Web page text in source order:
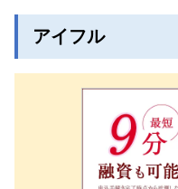
アイフル